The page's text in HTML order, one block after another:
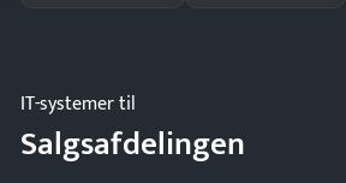
IT-systemer til
Salgsafdelingen